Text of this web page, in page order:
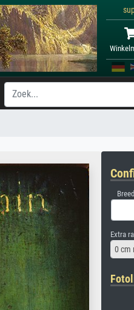
Extra
0 cm